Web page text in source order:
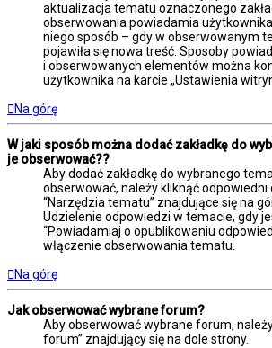
aktualizacja tematu oznaczonego
obserwowania powiadamia
niego sposób – gdy w obserwowanym
pojawiła się nowa treść. Sposoby
i obserwowanych elementów można
użytkownika na karcie „Ustawienia
Na górę
W jaki sposób można dodać zakładkę do
je obserwować??
Aby dodać zakładkę do wybranego
obserwować, należy kliknąć odpowiedni
“Narzędzia tematu” znajdujące się na
Udzielenie odpowiedzi w temacie, gdy
“Powiadamiaj o opublikowaniu
włączenie obserwowania tematu.
Na górę
Jak obserwować wybrane forum?
Aby obserwować wybrane forum,
forum” znajdujący się na dole strony.